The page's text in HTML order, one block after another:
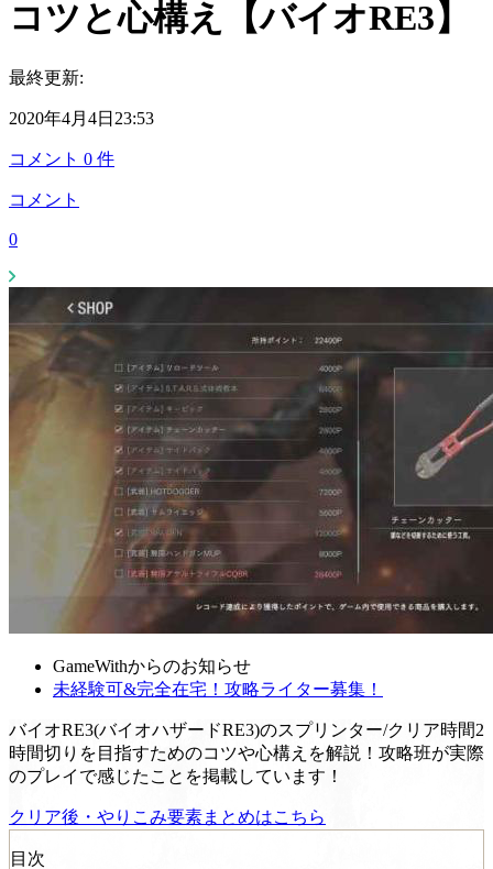
コツと心構え【バイオRE3】
最終更新:
2020年4月4日23:53
コメント 0 件
コメント
0
GameWithからのお知らせ
未経験可&完全在宅！攻略ライター募集！
バイオRE3(バイオハザードRE3)のスプリンター/クリア時間2
時間切りを目指すためのコツや心構えを解説！攻略班が実際
のプレイで感じたことを掲載しています！
クリア後・やりこみ要素まとめはこちら
目次